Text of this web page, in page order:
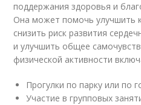
поддержания здоровья и
Она может помочь улучшить
снизить риск развития
и улучшить общее
физической активности
Прогулки по парку или по
Участие в групповых